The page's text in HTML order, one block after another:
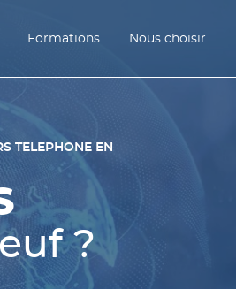
Formations Nous choisir
TELEPHONE EN
?